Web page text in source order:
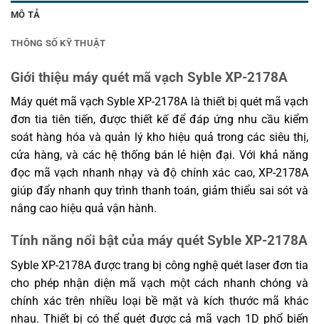
MÔ TẢ
THÔNG SỐ KỸ THUẬT
Giới thiệu máy quét mã vạch Syble XP-2178A
Máy quét mã vạch Syble XP-2178A là thiết bị quét mã vạch
đơn tia tiên tiến, được thiết kế để đáp ứng nhu cầu kiểm
soát hàng hóa và quản lý kho hiệu quả trong các siêu thị,
cửa hàng, và các hệ thống bán lẻ hiện đại. Với khả năng
đọc mã vạch nhanh nhạy và độ chính xác cao, XP-2178A
giúp đẩy nhanh quy trình thanh toán, giảm thiểu sai sót và
nâng cao hiệu quả vận hành.
Tính năng nổi bật của máy quét Syble XP-2178A
Syble XP-2178A được trang bị công nghệ quét laser đơn tia
cho phép nhận diện mã vạch một cách nhanh chóng và
chính xác trên nhiều loại bề mặt và kích thước mã khác
nhau. Thiết bị có thể quét được cả mã vạch 1D phổ biến